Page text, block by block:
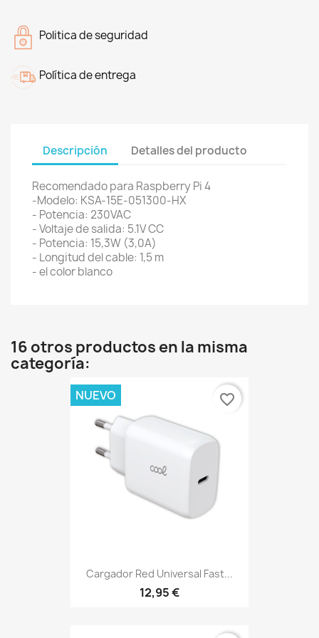
Politica de seguridad
Política de entrega
Descripción Detalles del producto
Recomendado para Raspberry Pi 4
-Modelo: KSA-15E-051300-HX
- Potencia: 230VAC
- Voltaje de salida: 5.1V CC
- Potencia: 15,3W (3,0A)
- Longitud del cable: 1,5 m
- el color blanco
16 otros productos en la misma
categoría:
Cargador Red Universal Fast...
12,95 €
NUEVO favorite_border